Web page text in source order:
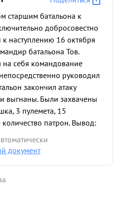
старшим батальона к
добросовестно
наступлению 16 октября
батальона Тов.
себя командование
руководил
закончил атаку
выгнаны. Были захвачены
3 пулемета, 15
патрон. Вывод:
и умелое руководст во
ходатайствую о
документ